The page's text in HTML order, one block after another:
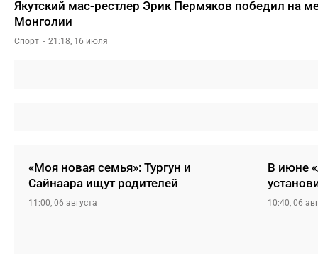
Якутский мас-рестлер Эрик Пермяков победил на
Монголии
Спорт 21:18, 16 июля
«Моя новая семья»: Тургун и
Сайнаара ищут родителей
11:00, 06 августа
В июне
10:40, 06